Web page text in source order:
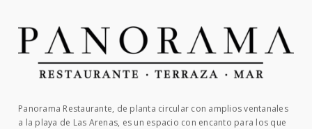
Panorama Restaurante, de planta circular con amplios ventanales
a la playa de Las Arenas, es un espacio con encanto para los que